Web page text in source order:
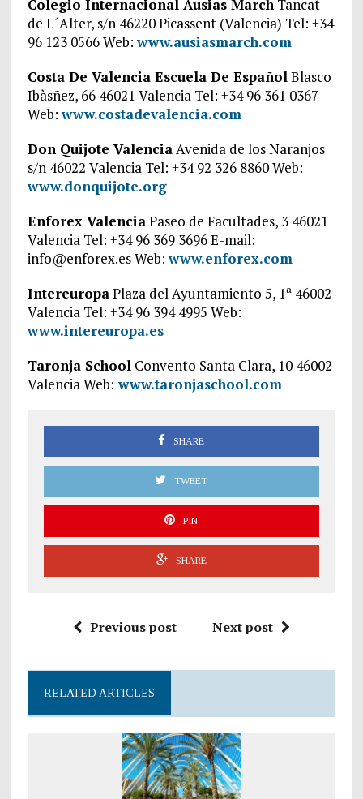
Colegio Internacional Ausias MarchTancat
de L´Alter, s/n 46220 Picassent (Valencia) Tel: +34
96 123 0566 Web:www.ausiasmarch.com
Costa De Valencia Escuela De EspañolBlasco
Ibàsñez, 66 46021 Valencia Tel: +34 96 361 0367
Web:www.costadevalencia.com
Don Quijote ValenciaAvenida de los Naranjos
s/n 46022 Valencia Tel: +34 92 326 8860 Web:
www.donquijote.org
Enforex ValenciaPaseo de Facultades, 3 46021
Valencia Tel: +34 96 369 3696 E-mail:
info@enforex.es Web:www.enforex.com
IntereuropaPlaza del Ayuntamiento 5, 1ª 46002
Valencia Tel: +34 96 394 4995 Web:
www.intereuropa.es
Taronja SchoolConvento Santa Clara, 10 46002
Valencia Web: www.taronjaschool.com
SHARE
TWEET
PIN
SHARE
Previous post Next post
RELATED ARTICLES